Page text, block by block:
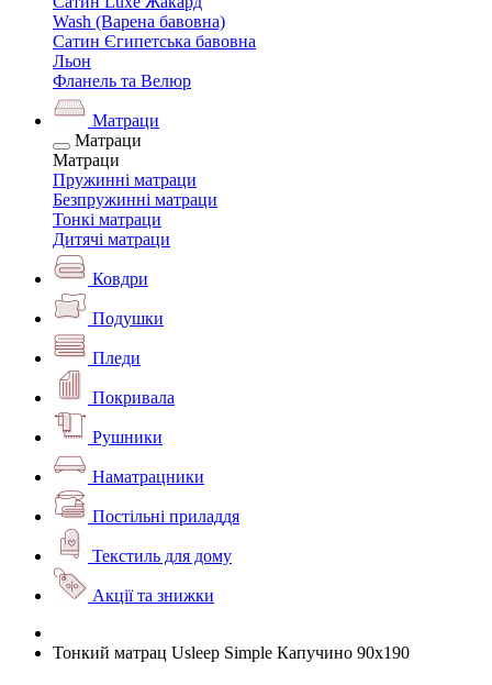
Wash (Варена бавовна)
Сатин Єгипетська бавовна
Льон
Фланель та Велюр
Матраци
Матраци
Матраци
Пружинні матраци
Безпружинні матраци
Тонкі матраци
Дитячі матраци
Ковдри
Подушки
Пледи
Покривала
Рушники
Наматрацники
Постільні приладдя
Текстиль для дому
Акції та знижки
Тонкий матрац Usleep Simple Капучино 90х190